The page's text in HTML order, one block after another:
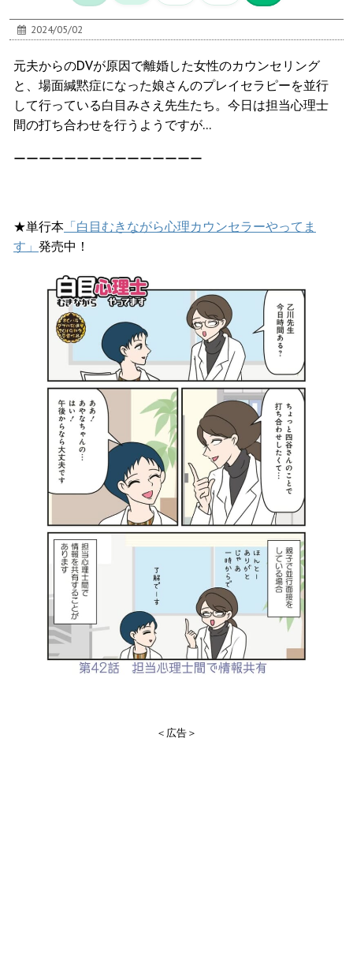
2024/05/02
元夫からのDVが原因で離婚した女性のカウンセリング
と、場面緘黙症になった娘さんのプレイセラピーを並行
して行っている白目みさえ先生たち。今日は担当心理士
間の打ち合わせを行うようですが…
ーーーーーーーーーーーーーーー
★単行本 「白目むきながら心理カウンセラーやってま
す」 発売中！
＜広告＞